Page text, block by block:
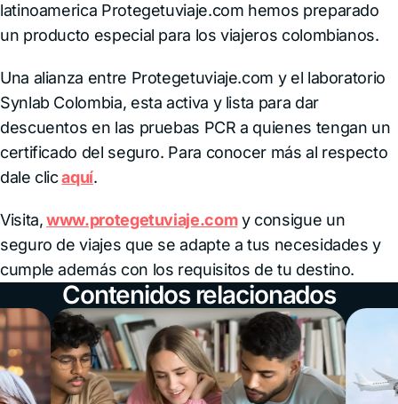
latinoamerica Protegetuviaje.com hemos preparado
un producto especial para los viajeros colombianos.
Una alianza entre Protegetuviaje.com y el laboratorio
Synlab Colombia, esta activa y lista para dar
descuentos en las pruebas PCR a quienes tengan un
certificado del seguro. Para conocer más al respecto
dale clicaquí.
Visita,www.protegetuviaje.comy consigue un
seguro de viajes que se adapte a tus necesidades y
cumple además con los requisitos de tu destino.
Contenidos relacionados